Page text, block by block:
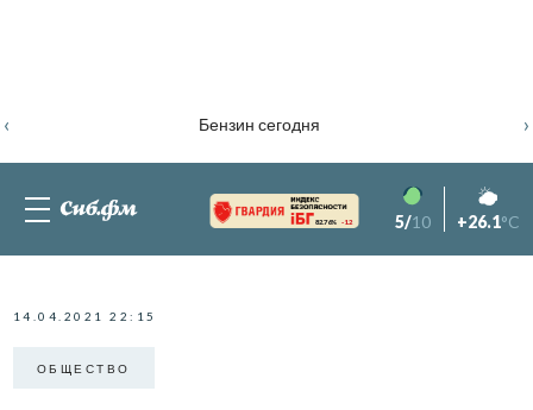
Бензин сегодня
‹ ›
82.76% -1.2 5/10 +26.1°C
14.04.2021 22:15
ОБЩЕСТВО